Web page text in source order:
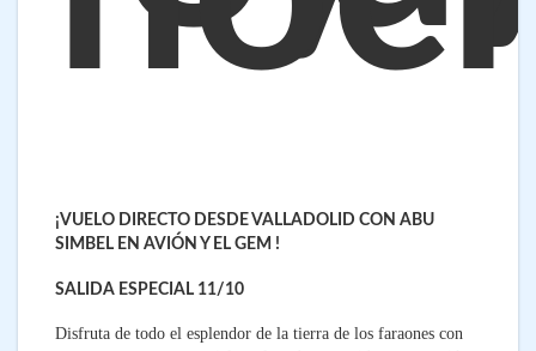
¡VUELO DIRECTO DESDE VALLADOLID CON ABU
SIMBEL EN AVIÓN Y EL GEM !
SALIDA ESPECIAL 11/10
Disfruta de todo el esplendor de la tierra de los faraones con